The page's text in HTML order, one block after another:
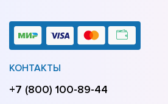
КОНТАКТЫ
+7 (800) 100-89-44